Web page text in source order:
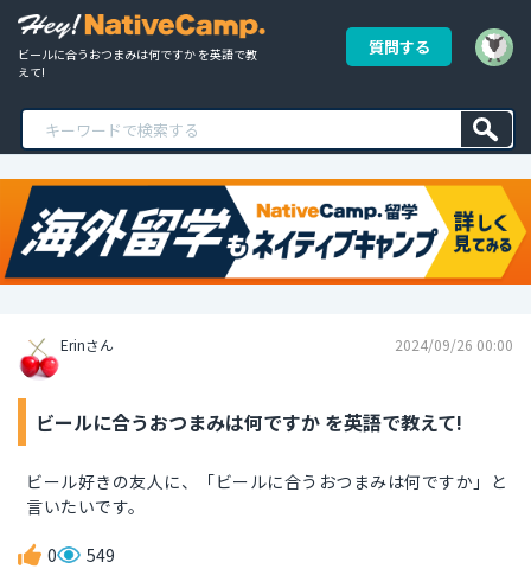
ビールに合うおつまみは何ですか を英語で教
えて!
質問する
Erinさん 2024/09/26 00:00
ビールに合うおつまみは何ですか を英語で教えて!
ビール好きの友人に、「ビールに合うおつまみは何ですか」と
言いたいです。
0 549